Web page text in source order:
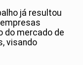
já resultou
do mercado de
visando